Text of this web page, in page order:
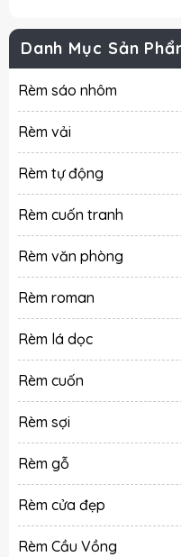
Danh Mục Sản
Rèm sáo nhôm
Rèm vải
Rèm tự động
Rèm cuốn tranh
Rèm văn phòng
Rèm roman
Rèm lá dọc
Rèm cuốn
Rèm sợi
Rèm gỗ
Rèm cửa đẹp
Rèm Cầu Vồng